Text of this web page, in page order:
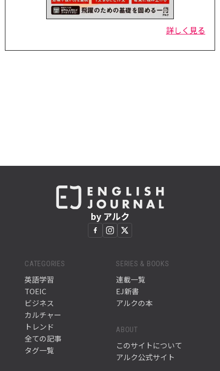
詳しく見る
by アルク
CATEGORIES
英語学習
TOEIC
ビジネス
カルチャー
トレンド
全ての記事
タグ一覧
SERIES & BOOKS
連載一覧
EJ新書
アルクの本
ABOUT
このサイトについて
アルク公式サイト